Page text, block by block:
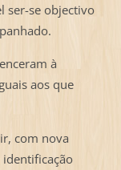
ser-se objectivo
à
aos que
com nova